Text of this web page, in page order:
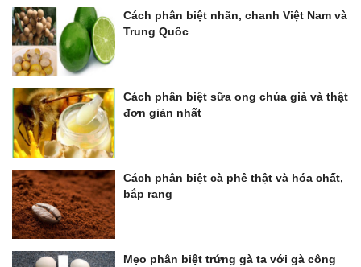
Cách phân biệt nhãn, chanh Việt Nam và
Trung Quốc
Cách phân biệt sữa ong chúa giả và thật
đơn giản nhất
Cách phân biệt cà phê thật và hóa chất,
bắp rang
Mẹo phân biệt trứng gà ta với gà công